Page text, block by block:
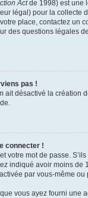
Actde 1998) est une
légal) pour la collecte
place, contactez
des questions légales
pas !
ait désactivé la
connecter !
votre mot de passe.
indiqué avoir moins
par vous-même
vous ayez fourni